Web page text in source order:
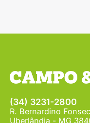
(34) 3231-2800
R. Bernardino
Uberlândia - MG